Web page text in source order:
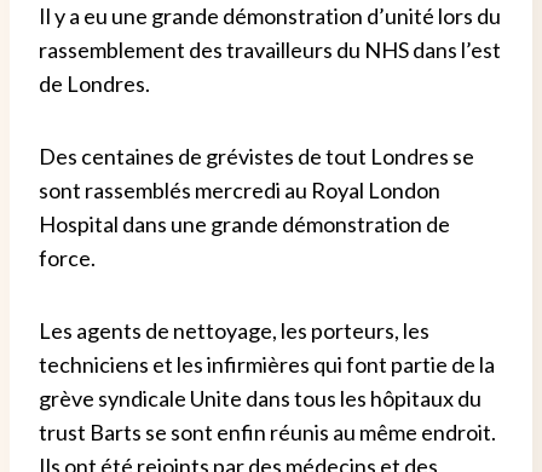
Il y a eu une grande démonstration d’unité lors du
rassemblement des travailleurs du NHS dans l’est
de Londres.
Des centaines de grévistes de tout Londres se
sont rassemblés mercredi au Royal London
Hospital dans une grande démonstration de
force.
Les agents de nettoyage, les porteurs, les
techniciens et les infirmières qui font partie de la
grève syndicale Unite dans tous les hôpitaux du
trust Barts se sont enfin réunis au même endroit.
Ils ont été rejoints par des médecins et des